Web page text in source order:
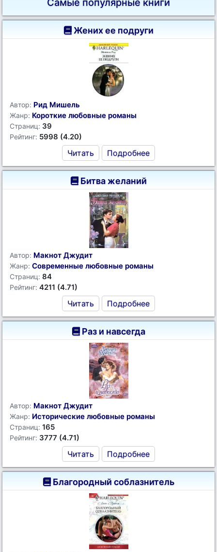
Самые популярные книги
Жених ее подруги
Автор: Рид Мишель
Жанр: Короткие любовные романы
Страниц: 39
Рейтинг: 5998 (4.20)
Читать Подробнее
Битва желаний
Автор: Макнот Джудит
Жанр: Современные любовные романы
Страниц: 84
Рейтинг: 4211 (4.71)
Читать Подробнее
Раз и навсегда
Автор: Макнот Джудит
Жанр: Исторические любовные романы
Страниц: 165
Рейтинг: 3777 (4.71)
Читать Подробнее
Благородный соблазнитель